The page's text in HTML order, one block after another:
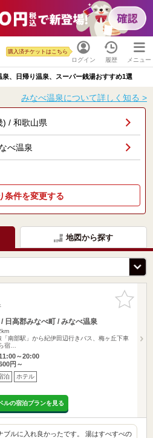
ログイン
購入済チケットはこちら
履歴 メニュー
、日帰り温泉、スーパー銭湯おすすめ1選
みなべ温泉について詳しく知る >
) / 和歌山県
べ温泉
条件を変更する
地図から探す
お気に入
りに追加
日高郡みなべ町 / みなべ温泉
「南部駅」から紀伊田辺行きバス、梅ヶ丘下車
宿…
～20:00
円～
泊 ホテル
ルの宿泊プランを見る
ブルに入れ良かったです。 湯はすべすべの